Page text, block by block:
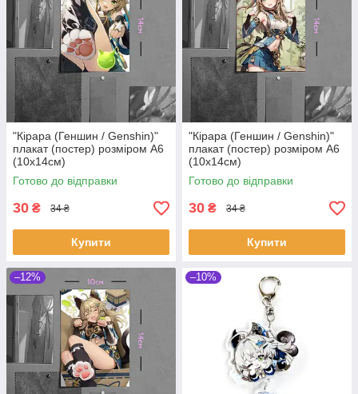
"Кірара (Геншин / Genshin)"
плакат (постер) розміром А6
(10х14см)
Готово до відправки
30 ₴ 34 ₴
Купити
"Кірара (Геншин / Genshin)"
плакат (постер) розміром А6
(10х14см)
Готово до відправки
30 ₴ 34 ₴
Купити
–12% –10%